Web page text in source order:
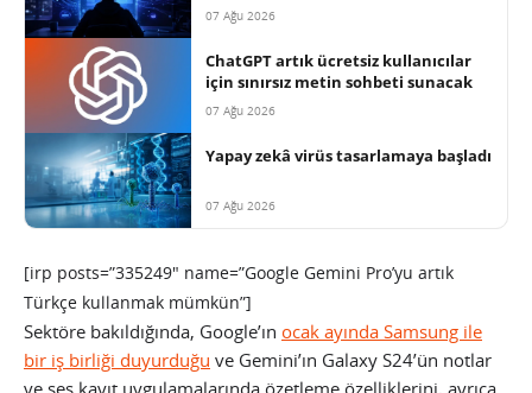
07 Ağu 2026
ChatGPT artık ücretsiz kullanıcılar
için sınırsız metin sohbeti sunacak
07 Ağu 2026
Yapay zekâ virüs tasarlamaya başladı
07 Ağu 2026
[irp posts=”335249″ name=”Google Gemini Pro’yu artık
Türkçe kullanmak mümkün”]
Sektöre bakıldığında, Google’ın ocak ayında Samsung ile
bir iş birliği duyurduğu ve Gemini’ın Galaxy S24’ün notlar